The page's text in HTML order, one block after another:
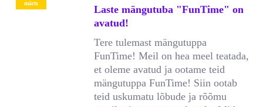
märts
Laste mängutuba "FunTime" on
avatud!
Tere tulemast mängutuppa
FunTime! Meil on hea meel teatada,
et oleme avatud ja ootame teid
mängutuppa FunTime! Siin ootab
teid uskumatu lõbude ja rõõmu